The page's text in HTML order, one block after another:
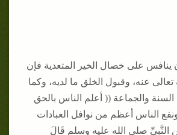
ينافس على خصال الخير المتعدية فإن
عنه، وقبول الخلق ما لديه، وكما
والجماعة (( أعلم الناس بالحق
الناس أعظم من نوافل العبادات
النَّبِيِّ صلى الله عليه وسلم قَالَ